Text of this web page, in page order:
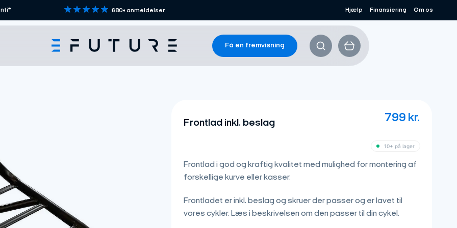
680+ anmeldelser Hjælp Finansiering Om os
Få en fremvisning
Frontlad inkl. beslag 799 kr.
Frontlad i god og kraftig kvalitet med mulighed for montering af
forskellige kurve eller kasser.
Frontladet er inkl. beslag og skruer der passer og er lavet til
vores cykler. Læs i beskrivelsen om den passer til din cykel.
10+ på lager